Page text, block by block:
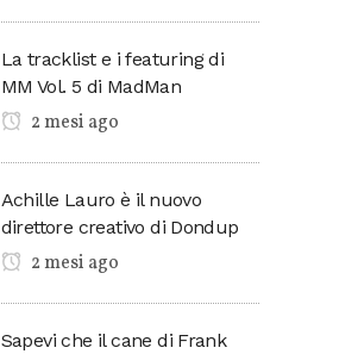
La tracklist e i featuring di
MM Vol. 5 di MadMan
2 mesi ago
Achille Lauro è il nuovo
direttore creativo di Dondup
2 mesi ago
Sapevi che il cane di Frank